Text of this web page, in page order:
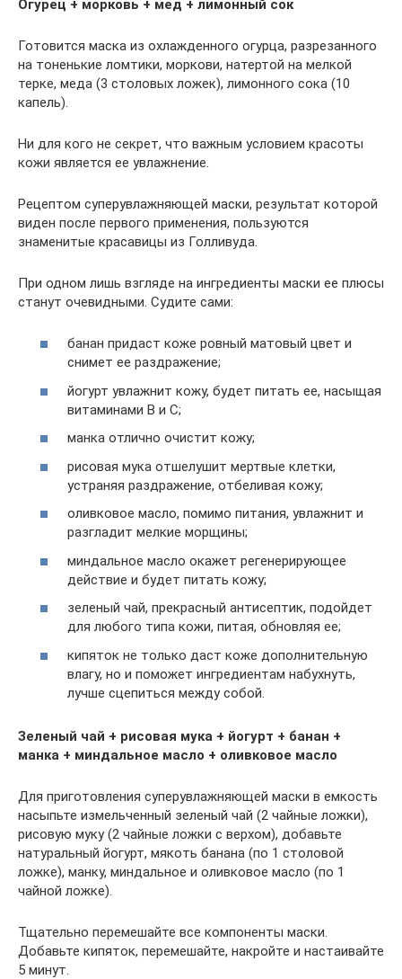
Огурец + морковь + мед + лимонный сок
Готовится маска из охлажденного огурца, разрезанного
на тоненькие ломтики, моркови, натертой на мелкой
терке, меда (3 столовых ложек), лимонного сока (10
капель).
Ни для кого не секрет, что важным условием красоты
кожи является ее увлажнение.
Рецептом суперувлажняющей маски, результат которой
виден после первого применения, пользуются
знаменитые красавицы из Голливуда.
При одном лишь взгляде на ингредиенты маски ее плюсы
станут очевидными. Судите сами:
банан придаст коже ровный матовый цвет и
снимет ее раздражение;
йогурт увлажнит кожу, будет питать ее, насыщая
витаминами В и С;
манка отлично очистит кожу;
рисовая мука отшелушит мертвые клетки,
устраняя раздражение, отбеливая кожу;
оливковое масло, помимо питания, увлажнит и
разгладит мелкие морщины;
миндальное масло окажет регенерирующее
действие и будет питать кожу;
зеленый чай, прекрасный антисептик, подойдет
для любого типа кожи, питая, обновляя ее;
кипяток не только даст коже дополнительную
влагу, но и поможет ингредиентам набухнуть,
лучше сцепиться между собой.
Зеленый чай + рисовая мука + йогурт + банан +
манка + миндальное масло + оливковое масло
Для приготовления суперувлажняющей маски в емкость
насыпьте измельченный зеленый чай (2 чайные ложки),
рисовую муку (2 чайные ложки с верхом), добавьте
натуральный йогурт, мякоть банана (по 1 столовой
ложке), манку, миндальное и оливковое масло (по 1
чайной ложке).
Тщательно перемешайте все компоненты маски.
Добавьте кипяток, перемешайте, накройте и настаивайте
5 минут.